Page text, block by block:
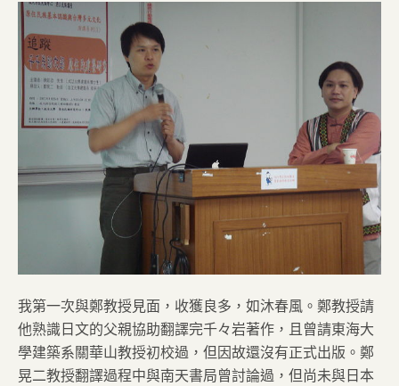
我第一次與鄭教授見面，收獲良多，如沐春風。鄭教授請
他熟識日文的父親協助翻譯完千々岩著作，且曾請東海大
學建築系關華山教授初校過，但因故還沒有正式出版。鄭
晃二教授翻譯過程中與南天書局曾討論過，但尚未與日本